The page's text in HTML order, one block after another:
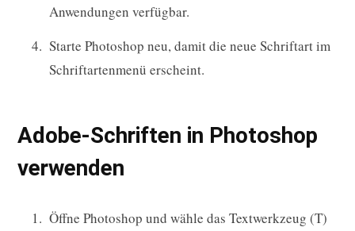
Anwendungen verfügbar.
Starte Photoshop neu, damit die neue Schriftart im
Schriftartenmenü erscheint.
Adobe-Schriften in Photoshop
verwenden
Öffne Photoshop und wähle das Textwerkzeug (T)